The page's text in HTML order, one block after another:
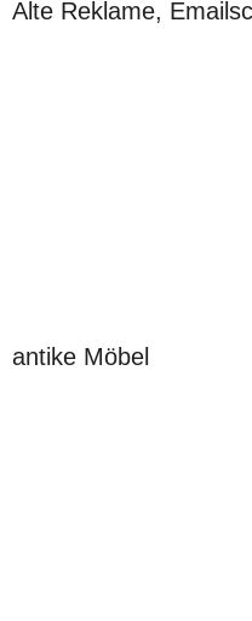
Impressum
Alte Reklame,
antike Möbel